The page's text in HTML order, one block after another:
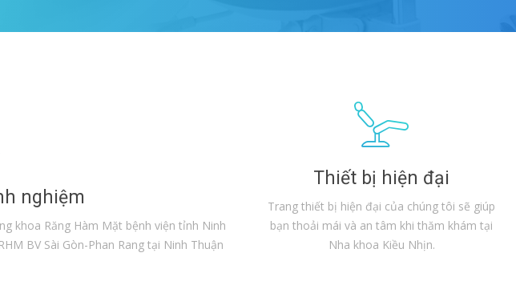
nghiệm
khoa Răng Hàm Mặt bệnh viện tỉnh Ninh
BV Sài Gòn-Phan Rang tại Ninh Thuận
Thiết bị hiện đại
Trang thiết bị hiện đại của chúng tôi sẽ giúp
bạn thoải mái và an tâm khi thăm khám tại
Nha khoa Kiều Nhịn.